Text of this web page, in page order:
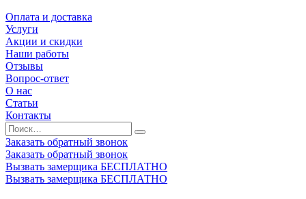
Оплата и доставка
Услуги
Акции и скидки
Наши работы
Отзывы
Вопрос-ответ
О нас
Статьи
Контакты
Заказать обратный звонок
Заказать обратный звонок
Вызвать замерщика БЕСПЛАТНО
Вызвать замерщика БЕСПЛАТНО